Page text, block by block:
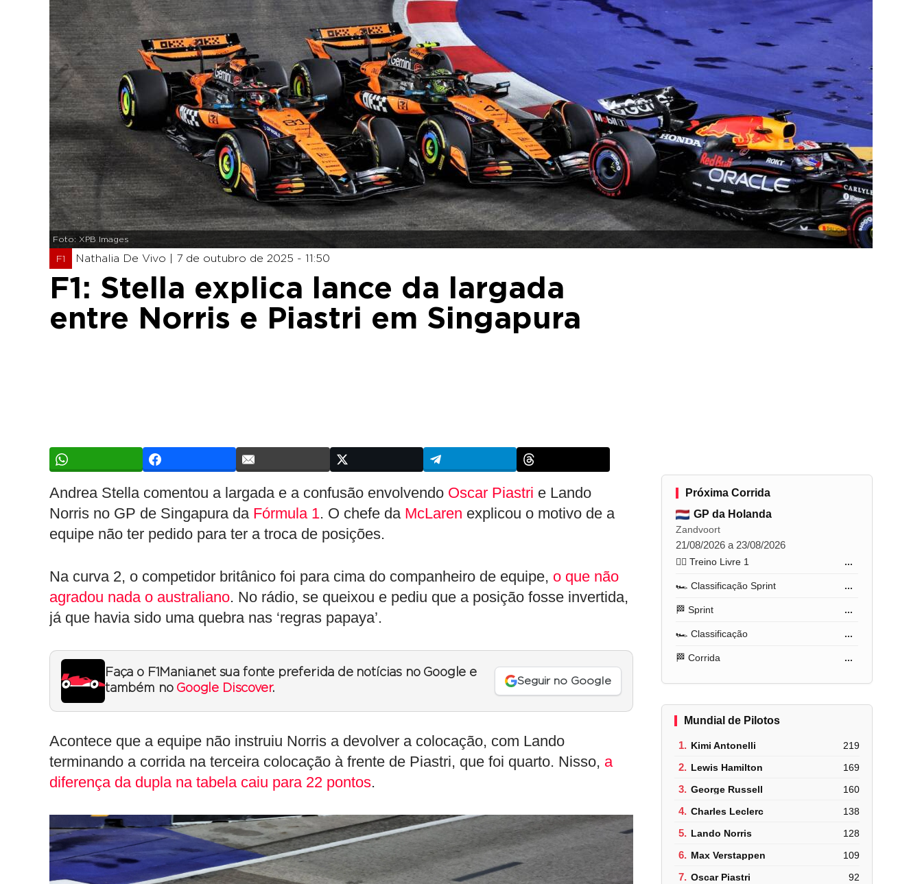
Foto: XPB Images
F1 Nathalia De Vivo | 7 de outubro de 2025 - 11:50
F1: Stella explica lance da largada
entre Norris e Piastri em Singapura
Andrea Stella comentou a largada e a confusão envolvendo Oscar Piastri e Lando
Norris no GP de Singapura da Fórmula 1. O chefe da McLaren explicou o motivo de a
equipe não ter pedido para ter a troca de posições.
Na curva 2, o competidor britânico foi para cima do companheiro de equipe, o que não
agradou nada o australiano. No rádio, se queixou e pediu que a posição fosse invertida,
já que havia sido uma quebra nas ‘regras papaya’.
Faça o F1Mania.net sua fonte preferida de notícias no Google e
também no Google Discover.
Seguir no Google
Acontece que a equipe não instruiu Norris a devolver a colocação, com Lando
terminando a corrida na terceira colocação à frente de Piastri, que foi quarto. Nisso, a
diferença da dupla na tabela caiu para 22 pontos.
Próxima Corrida
GP da Holanda
Zandvoort
21/08/2026 a 23/08/2026
🏋️‍♂️ Treino Livre 1 ...
🏎️ Classificação Sprint ...
🏁 Sprint ...
🏎️ Classificação ...
🏁 Corrida ...
Mundial de Pilotos
1. Kimi Antonelli 219
2. Lewis Hamilton 169
3. George Russell 160
4. Charles Leclerc 138
5. Lando Norris 128
6. Max Verstappen 109
7. Oscar Piastri 92